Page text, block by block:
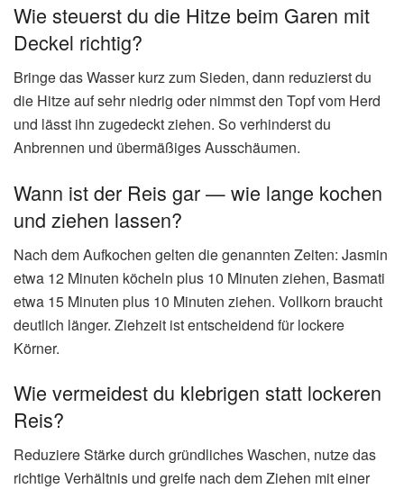
Wie steuerst du die Hitze beim Garen mit
Deckel richtig?
Bringe das Wasser kurz zum Sieden, dann reduzierst du
die Hitze auf sehr niedrig oder nimmst den Topf vom Herd
und lässt ihn zugedeckt ziehen. So verhinderst du
Anbrennen und übermäßiges Ausschäumen.
Wann ist der Reis gar — wie lange kochen
und ziehen lassen?
Nach dem Aufkochen gelten die genannten Zeiten: Jasmin
etwa 12 Minuten köcheln plus 10 Minuten ziehen, Basmati
etwa 15 Minuten plus 10 Minuten ziehen. Vollkorn braucht
deutlich länger. Ziehzeit ist entscheidend für lockere
Körner.
Wie vermeidest du klebrigen statt lockeren
Reis?
Reduziere Stärke durch gründliches Waschen, nutze das
richtige Verhältnis und greife nach dem Ziehen mit einer